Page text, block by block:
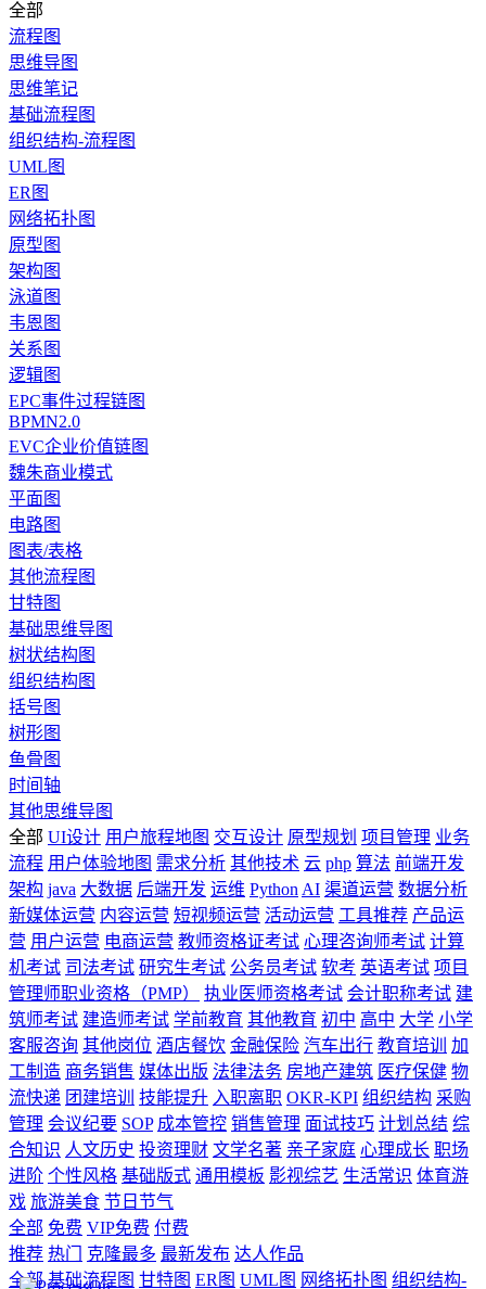
全部
流程图
思维导图
思维笔记
基础流程图
组织结构-流程图
UML图
ER图
网络拓扑图
原型图
架构图
泳道图
韦恩图
关系图
逻辑图
EPC事件过程链图
BPMN2.0
EVC企业价值链图
魏朱商业模式
平面图
电路图
图表/表格
其他流程图
甘特图
基础思维导图
树状结构图
组织结构图
括号图
树形图
鱼骨图
时间轴
其他思维导图
全部 UI设计 用户旅程地图 交互设计 原型规划 项目管理 业务
流程 用户体验地图 需求分析 其他技术 云 php 算法 前端开发
架构 java 大数据 后端开发 运维 Python AI 渠道运营 数据分析
新媒体运营 内容运营 短视频运营 活动运营 工具推荐 产品运
营 用户运营 电商运营 教师资格证考试 心理咨询师考试 计算
机考试 司法考试 研究生考试 公务员考试 软考 英语考试 项目
管理师职业资格（PMP）
执业医师资格考试 会计职称考试 建
筑师考试 建造师考试 学前教育 其他教育 初中 高中 大学 小学
客服咨询 其他岗位 酒店餐饮 金融保险 汽车出行 教育培训
加
工制造 商务销售 媒体出版 法律法务 房地产建筑 医疗保健 物
流快递 团建培训 技能提升 入职离职 OKR-KPI 组织结构 采购
管理 会议纪要 SOP 成本管控 销售管理 面试技巧 计划总结 综
合知识 人文历史 投资理财 文学名著 亲子家庭 心理成长 职场
进阶 个性风格 基础版式 通用模板 影视综艺 生活常识 体育游
戏 旅游美食 节日节气
全部 免费 VIP免费 付费
推荐 热门 克隆最多 最新发布 达人作品
全部 基础流程图 甘特图 ER图 UML图 网络拓扑图 组织结构-